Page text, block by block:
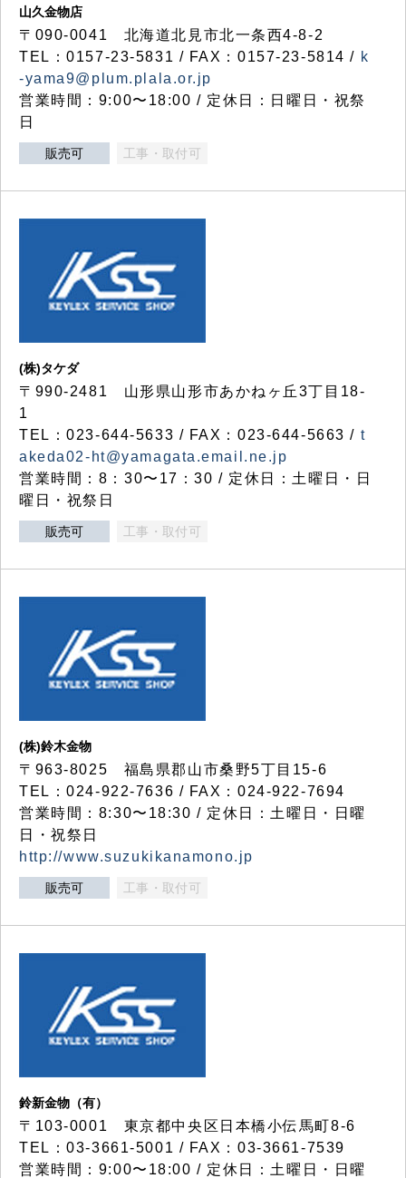
山久金物店
〒090-0041 北海道北見市北一条西4-8-2
TEL：0157-23-5831 / FAX：0157-23-5814 / k
-yama9@plum.plala.or.jp
営業時間：9:00〜18:00 / 定休日：日曜日・祝祭
日
販売可 工事・取付可
(株)タケダ
〒990-2481 山形県山形市あかねヶ丘3丁目18-
1
TEL：023-644-5633 / FAX：023-644-5663 / t
akeda02-ht@yamagata.email.ne.jp
営業時間：8：30〜17：30 / 定休日：土曜日・日
曜日・祝祭日
販売可 工事・取付可
(株)鈴木金物
〒963-8025 福島県郡山市桑野5丁目15-6
TEL：024-922-7636 / FAX：024-922-7694
営業時間：8:30〜18:30 / 定休日：土曜日・日曜
日・祝祭日
http://www.suzukikanamono.jp
販売可 工事・取付可
鈴新金物（有）
〒103-0001 東京都中央区日本橋小伝馬町8-6
TEL：03-3661-5001 / FAX：03-3661-7539
営業時間：9:00〜18:00 / 定休日：土曜日・日曜